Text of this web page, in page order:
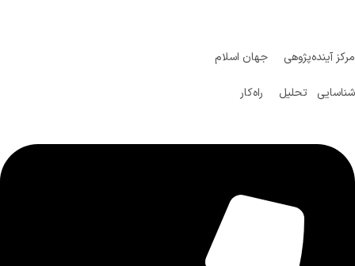
مرکز آینده‌پژوهی جهان اسلام
شناسایی تحلیل راه‌کار